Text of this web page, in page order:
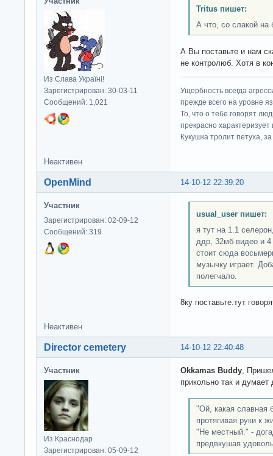
Из Слава Україні!
Зарегистрирован: 30-03-11
Сообщений: 1,021
Tritus пишет:
А что, со слакой на
А Вы поставьте и нам
не контролюб. Хотя в
Ущербность всегда
прежде всего на уровне
То, что о тебе говорят
прекрасно характеризует
Кукушка тролит петуха,
Неактивен
14-10-12 22:39:20
OpenMind
Участник
Зарегистрирован: 02-09-12
Сообщений: 319
usual_user пишет:
я тут на 1.1
ддр, 32мб видео и 4
стоит сюда
музычку играет.
полегчало.
8ку поставьте.тут
Неактивен
14-10-12 22:40:48
Director cemetery
Участник
Из Краснодар
Зарегистрирован: 05-09-12
Okkamas Buddy,
прикольно так и
"Ой, какая славная
протягивая руки к
"Не местный." -
предвкушая